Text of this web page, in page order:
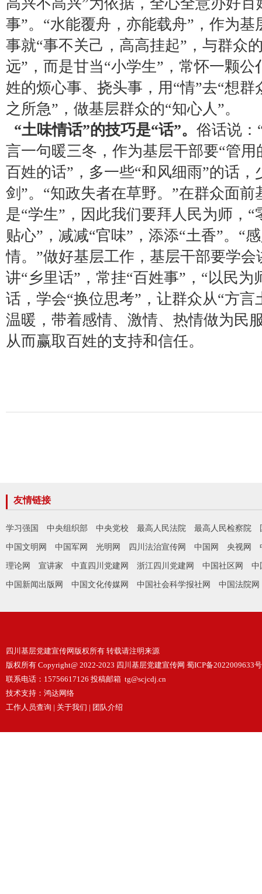
事”。“水能覆舟，亦能载舟”，作为
事就“事不关己，高高挂起”，与群众
远”，而是甘当“小学生”，常怀一颗
姓的烦心事、挠头事，用“情”去“想
之所急”，做基层群众的“知心人”。
“土味情话”的技巧是“话”。 俗话说：
言一句暖三冬，作为基层干部要“管
百姓的话”，多一些“和风细雨”的话，
剑”。“知政失者在草野。”在群众面前
是“学生”，因此我们要拜人民为师，“
贴心”，减减“官味”，添添“土香”。“
情。”做好基层工作，基层干部要学会
讲“乡里话”，常挂“百姓事”，“以民为
话，学会“换位思考”，让群众从“方言
温暖，带着感情、激情、热情做为民
从而赢取百姓的支持和信任。
友情链接
学习强国 中央组织部 中央党校 最高人民法院 最高人民检察院
中国文明网 中国军网 光明网 四川法治宣传网 中国网 央视网
理论网 宣讲家 中直四川党建网 浙江四川党建网 中国社区网 中
中国新闻出版网 中国文化传媒网 中国社会科学报社网 中国法院网
四川基层党建宣传网版权所有 转载请注明来源
版权所有 Copyright@ 2022-2023 四川基层党建宣传网 蜀ICP备2022009633号
联系电话：15756617126 投稿邮箱 tg@scjcdj.cn
技术支持： 鸿达网络
工作人员查询 | 关于我们 | 团队介绍